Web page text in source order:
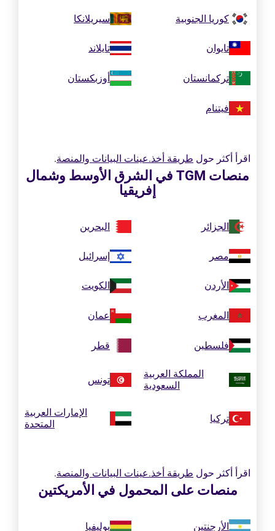
كوريا الجنوبية سيريلانكا
تايوان تايلاند
تركمانستان أوزبكستان
فيتنام
اقرأ أكثر حول طريقة أخذ.عينات البيانات والمنصة.
منصات TGM في الشرق الأوسط وشمال
إفريقيا
الجزائر البحرين
مصر إسرائيل
الأردن الكويت
المغرب عمان
فلسطين قطر
المملكة العربية
السعودية
تونس
تركيا
الإمارات العربية
المتحدة
اقرأ أكثر حول طريقة أخذ.عينات البيانات والمنصة.
منصات على المحمول في الأمريكتين
الأرجنتين بوليفيا